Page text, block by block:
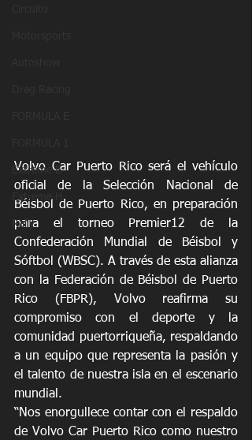
Extreme E
Extreme H
Rally
Volvo Car Puerto Rico será el vehículo
oficial de la Selección Nacional de
Béisbol de Puerto Rico, en preparación
para el torneo Premier12 de la
Confederación Mundial de Béisbol y
Sóftbol (WBSC). A través de esta alianza
con la Federación de Béisbol de Puerto
Rico (FBPR), Volvo reafirma su
compromiso con el deporte y la
comunidad puertorriqueña, respaldando
a un equipo que representa la pasión y
el talento de nuestra isla en el escenario
mundial.
“Nos enorgullece contar con el respaldo
de Volvo Car Puerto Rico como nuestro